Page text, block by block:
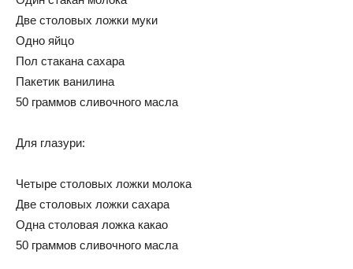
Две столовых ложки муки
Одно яйцо
Пол стакана сахара
Пакетик ванилина
50 граммов сливочного масла
Для глазури:
Четыре столовых ложки молока
Две столовых ложки сахара
Одна столовая ложка какао
50 граммов сливочного масла